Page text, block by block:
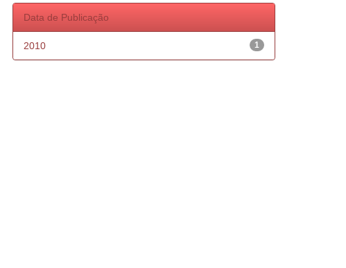
Data de Publicação
1
2010